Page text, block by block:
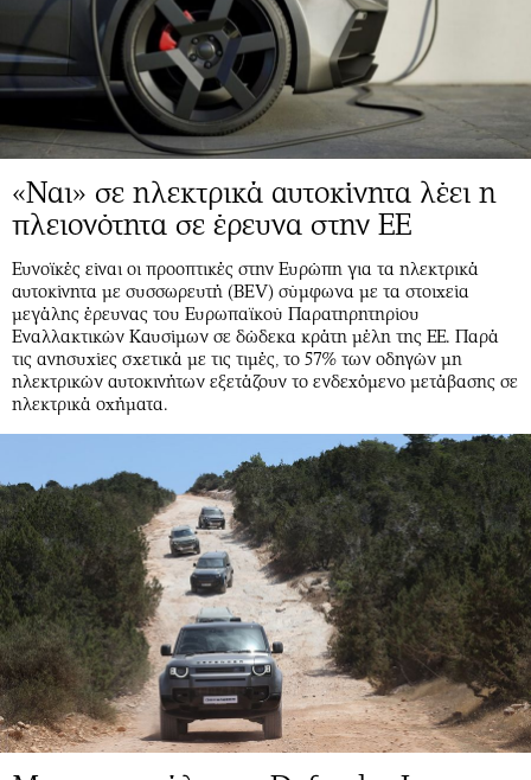
«Ναι» σε ηλεκτρικά αυτοκίνητα λέει η
πλειονότητα σε έρευνα στην ΕΕ
Ευνοϊκές είναι οι προοπτικές στην Ευρώπη για τα ηλεκτρικά
αυτοκίνητα με συσσωρευτή (BEV) σύμφωνα με τα στοιχεία
μεγάλης έρευνας του Ευρωπαϊκού Παρατηρητηρίου
Εναλλακτικών Καυσίμων σε δώδεκα κράτη μέλη της ΕΕ. Παρά
τις ανησυχίες σχετικά με τις τιμές, το 57% των οδηγών μη
ηλεκτρικών αυτοκινήτων εξετάζουν το ενδεχόμενο μετάβασης σε
ηλεκτρικά οχήματα.